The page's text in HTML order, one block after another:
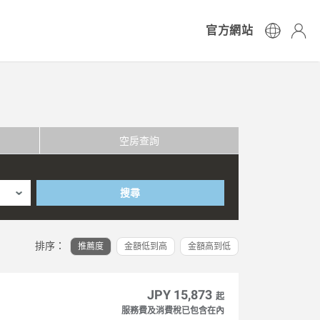
官方網站
空房查詢
搜尋
排序： 推薦度 金額低到高 金額高到低
JPY 15,873 起
服務費及消費稅已包含在內